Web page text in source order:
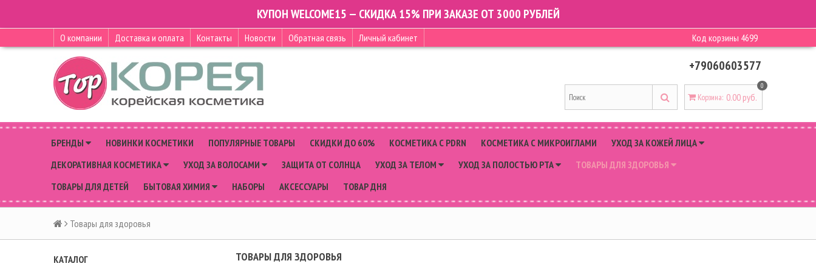
КУПОН WELCOME15 — СКИДКА 15% ПРИ ЗАКАЗЕ ОТ 3000 РУБЛЕЙ
О компании Доставка и оплата Контакты Новости Обратная связь Личный кабинет Код корзины 4699
+79060603577
Корзина:
0
0.00 руб.
БРЕНДЫ НОВИНКИ КОСМЕТИКИ ПОПУЛЯРНЫЕ ТОВАРЫ СКИДКИ ДО 60% КОСМЕТИКА С PDRN КОСМЕТИКА С МИКРОИГЛАМИ
УХОД ЗА КОЖЕЙ ЛИЦА
ДЕКОРАТИВНАЯ КОСМЕТИКА
УХОД ЗА ВОЛОСАМИ ЗАЩИТА ОТ СОЛНЦА УХОД ЗА ТЕЛОМ УХОД ЗА ПОЛОСТЬЮ РТА
ТОВАРЫ ДЛЯ ЗДОРОВЬЯ
ТОВАРЫ ДЛЯ ДЕТЕЙ
БЫТОВАЯ ХИМИЯ НАБОРЫ АКСЕССУАРЫ ТОВАР ДНЯ
Товары для здоровья
КАТАЛОГ
ТОВАРЫ ДЛЯ ЗДОРОВЬЯ